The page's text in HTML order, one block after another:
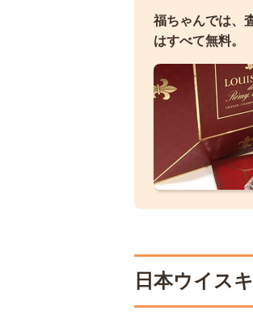
福ちゃんでは、
はすべて無料。
日本ウイス